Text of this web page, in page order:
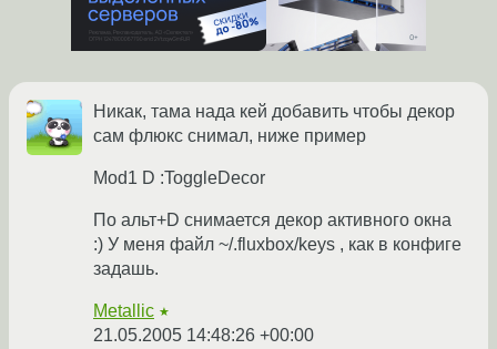
Никак, тама нада кей добавить чтобы декор
сам флюкс снимал, ниже пример
Mod1 D :ToggleDecor
По альт+D снимается декор активного окна
:) У меня файл ~/.fluxbox/keys , как в конфиге
задашь.
Metallic ★
21.05.2005 14:48:26 +00:00